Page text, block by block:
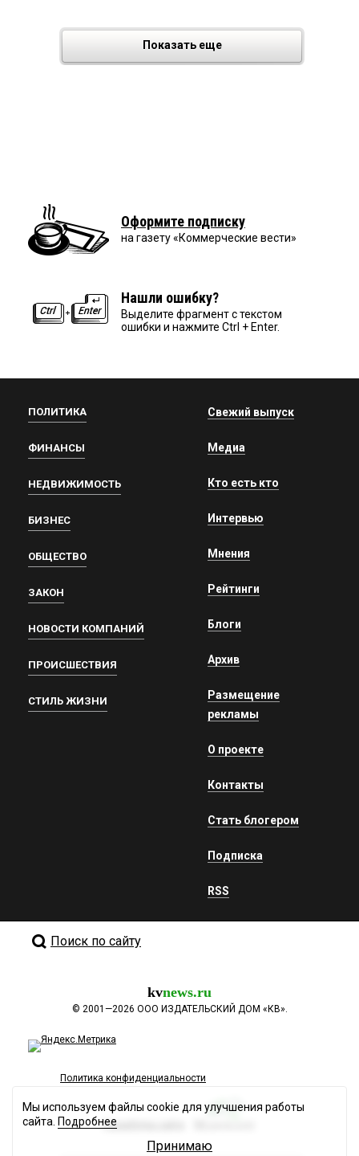
Показать еще
Оформите подписку
на газету «Коммерческие вести»
Нашли ошибку?
Выделите фрагмент с текстом
ошибки и нажмите Ctrl + Enter.
ПОЛИТИКА
ФИНАНСЫ
НЕДВИЖИМОСТЬ
БИЗНЕС
ОБЩЕСТВО
ЗАКОН
НОВОСТИ КОМПАНИЙ
ПРОИСШЕСТВИЯ
СТИЛЬ ЖИЗНИ
Свежий выпуск
Медиа
Кто есть кто
Интервью
Мнения
Рейтинги
Блоги
Архив
Размещение
рекламы
О проекте
Контакты
Стать блогером
Подписка
RSS
Поиск по сайту
kvnews.ru
© 2001—2026 ООО ИЗДАТЕЛЬСКИЙ ДОМ «КВ».
Политика конфиденциальности
Разработка сайта
Мы используем файлы cookie для улучшения работы
сайта. Подробнее
Принимаю